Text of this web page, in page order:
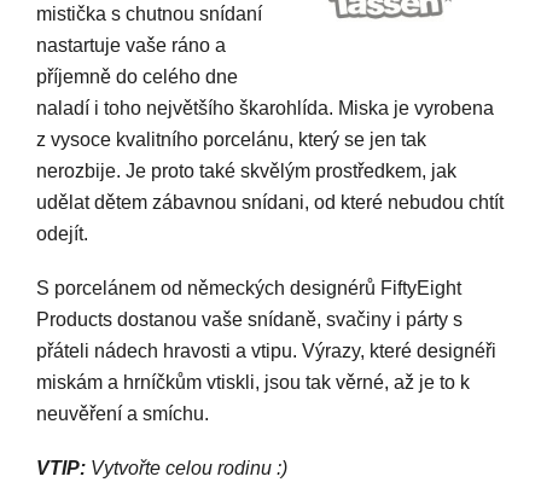
mistička s chutnou snídaní
nastartuje vaše ráno a
příjemně do celého dne
naladí i toho největšího škarohlída. Miska je vyrobena
z vysoce kvalitního porcelánu, který se jen tak
nerozbije. Je proto také skvělým prostředkem, jak
udělat dětem zábavnou snídani, od které nebudou chtít
odejít.
S porcelánem od německých designérů FiftyEight
Products dostanou vaše snídaně, svačiny i párty s
přáteli nádech hravosti a vtipu. Výrazy, které designéři
miskám a hrníčkům vtiskli, jsou tak věrné, až je to k
neuvěření a smíchu.
VTIP: Vytvořte celou rodinu :)